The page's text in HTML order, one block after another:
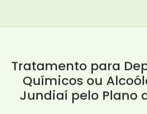
Tratamento para
Químicos ou
Jundiaí pelo Plano